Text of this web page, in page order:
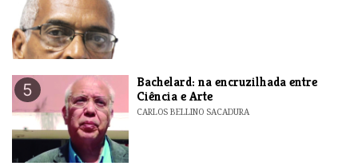
5
Bachelard: na encruzilhada entre
Ciência e Arte
CARLOS BELLINO SACADURA